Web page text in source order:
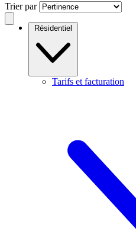
Trier par
Résidentiel
Tarifs et facturation